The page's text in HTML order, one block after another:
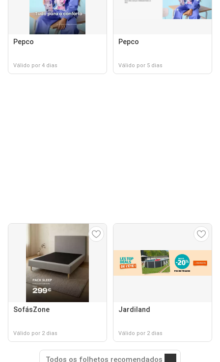
Pepco
Válido por 4 dias
Pepco
Válido por 5 dias
SofásZone
Válido por 2 dias
Jardiland
Válido por 2 dias
Todos os folhetos recomendados